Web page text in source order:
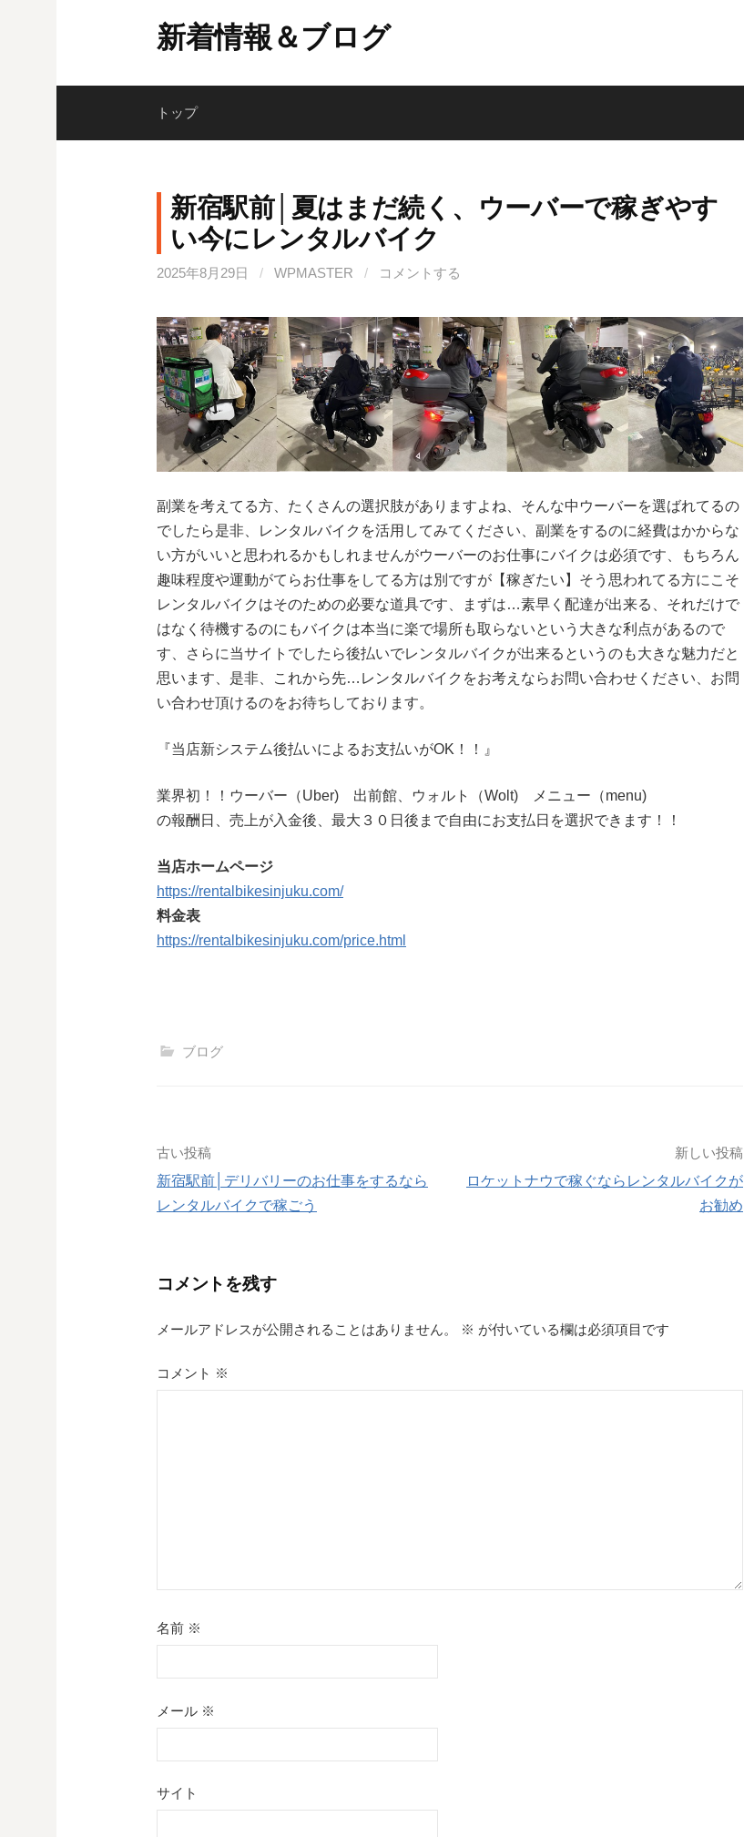
ン
新着情報＆ブログ
トップ
新宿駅前│夏はまだ続く、ウーバーで稼ぎやす
い今にレンタルバイク
2025年8月29日 / WPMASTER / コメントする
副業を考えてる方、たくさんの選択肢がありますよね、そんな中ウーバーを選ばれてるの
でしたら是非、レンタルバイクを活用してみてください、副業をするのに経費はかからな
い方がいいと思われるかもしれませんがウーバーのお仕事にバイクは必須です、もちろん
趣味程度や運動がてらお仕事をしてる方は別ですが【稼ぎたい】そう思われてる方にこそ
レンタルバイクはそのための必要な道具です、まずは…素早く配達が出来る、それだけで
はなく待機するのにもバイクは本当に楽で場所も取らないという大きな利点があるので
す、さらに当サイトでしたら後払いでレンタルバイクが出来るというのも大きな魅力だと
思います、是非、これから先…レンタルバイクをお考えならお問い合わせください、お問
い合わせ頂けるのをお待ちしております。
『当店新システム後払いによるお支払いがOK！！』
業界初！！ウーバー（Uber) 出前館、ウォルト（Wolt) メニュー（menu)
の報酬日、売上が入金後、最大３０日後まで自由にお支払日を選択できます！！
当店ホームページ
https://rentalbikesinjuku.com/
料金表
https://rentalbikesinjuku.com/price.html
ブログ
投
稿
ー
シ
古い投稿
新宿駅前│デリバリーのお仕事をするなら
レンタルバイクで稼ごう
新しい投稿
ロケットナウで稼ぐならレンタルバイクが
お勧め
コメントを残す
メールアドレスが公開されることはありません。 ※ が付いている欄は必須項目です
コメント ※
名前 ※
メール ※
サイト